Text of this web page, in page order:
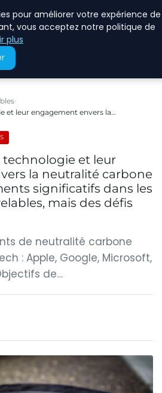
et leur engagement envers la…
technologie et leur
la neutralité carbone
significatifs dans les
mais des défis
de neutralité carbone
: Apple, Google, Microsoft,
de…
pour améliorer votre expérience de
vous acceptez notre politique de
plus